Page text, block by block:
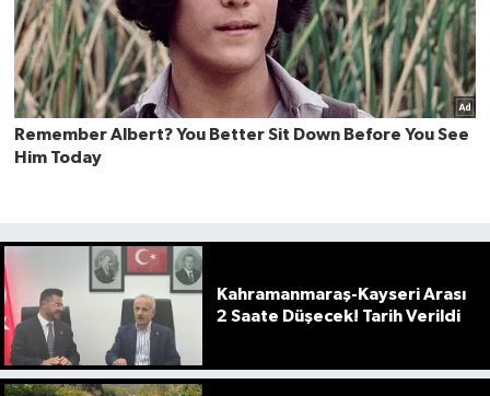
Kahramanmaraş-Kayseri Arası
2 Saate Düşecek! Tarih Verildi